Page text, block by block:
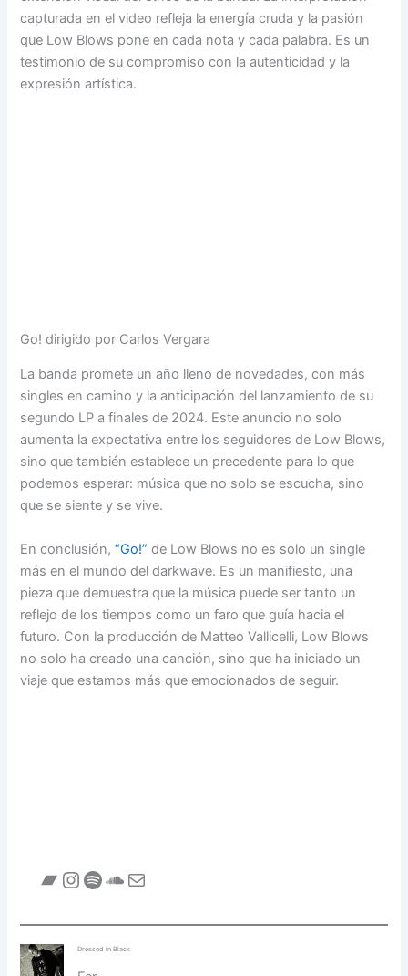
capturada en el video refleja la energía cruda y la pasión
que Low Blows pone en cada nota y cada palabra. Es un
testimonio de su compromiso con la autenticidad y la
expresión artística.
Go! dirigido por Carlos Vergara
La banda promete un año lleno de novedades, con más
singles en camino y la anticipación del lanzamiento de su
segundo LP a finales de 2024. Este anuncio no solo
aumenta la expectativa entre los seguidores de Low Blows,
sino que también establece un precedente para lo que
podemos esperar: música que no solo se escucha, sino
que se siente y se vive.
En conclusión,“Go!” de Low Blows no es solo un single
más en el mundo del darkwave. Es un manifiesto, una
pieza que demuestra que la música puede ser tanto un
reflejo de los tiempos como un faro que guía hacia el
futuro. Con la producción de Matteo Vallicelli, Low Blows
no solo ha creado una canción, sino que ha iniciado un
viaje que estamos más que emocionados de seguir.
Dressed in Black